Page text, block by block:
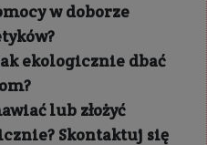
w doborze
ekologicznie dbać
lub złożyć
Skontaktuj się